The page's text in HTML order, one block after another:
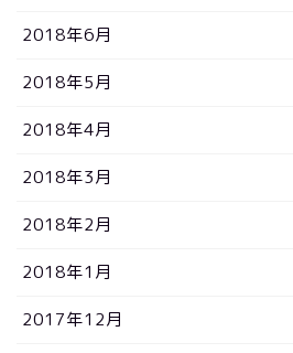
2018年6月
2018年5月
2018年4月
2018年3月
2018年2月
2018年1月
2017年12月